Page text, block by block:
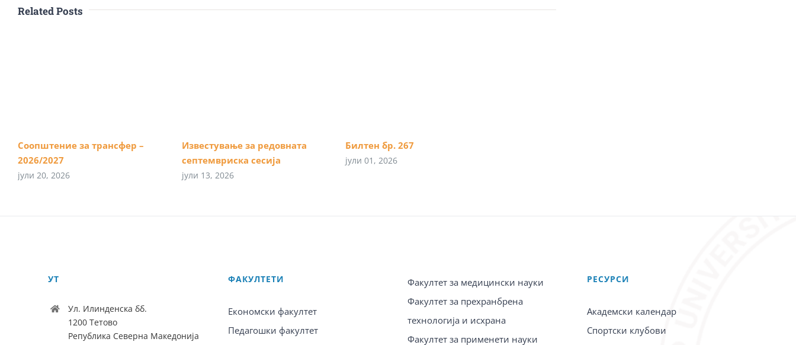
Related Posts
Соопштение за трансфер –
2026/2027
јули 20, 2026
Известување за редовната
септемвриска сесија
јули 13, 2026
Билтен бр. 267
јули 01, 2026
УТ
Ул. Илинденска бб.
1200 Тетово
Република Северна Македонија
ФАКУЛТЕТИ
Економски факултет
Педагошки факултет
Факултет за медицински науки
Факултет за прехранбрена
технологија и исхрана
Факултет за применети науки
PЕСУРСИ
Академски календар
Спортски клубови